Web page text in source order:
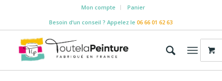
Mon compte
Panier
Besoin d‘un conseil ? Appelez le06 66 01 62 63